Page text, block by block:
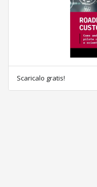
Scaricalo gratis!